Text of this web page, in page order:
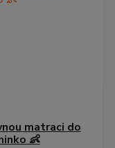
matraci do
👶